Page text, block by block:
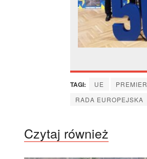
TAGI: UE PREMIER
RADA EUROPEJSKA
Czytaj również